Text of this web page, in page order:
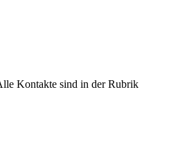
Kontakte sind in der Rubrik